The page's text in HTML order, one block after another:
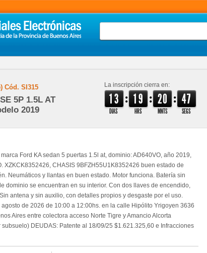
Cód. SI315
5P 1.5L AT
2019
La inscripción cierra en:
13
DIAS
: 19
HRS
: 20
MNTS
: 47
SEGS
Ford KA sedan 5 puertas 1.5l at, dominio: AD640VO, año 2019,
XZKCK8352426, CHASIS 9BFZH55U1K8352426 buen estado de
Neumáticos y llantas en buen estado. Motor funciona. Batería sin
dominio se encuentran en su interior. Con dos llaves de encendido,
antena y sin auxilio, con detalles propios y desgaste por el uso.
agosto de 2026 de 10:00 a 12:00hs. en la calle Hipólito Yrigoyen 3636
Aires entre colectora acceso Norte Tigre y Amancio Alcorta
DEUDAS: Patente al 18/09/25 $1.621.325,60 e Infracciones